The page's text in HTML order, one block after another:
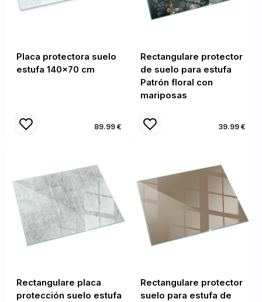
Placa protectora suelo
estufa 140x70 cm
89.99 €
Rectangulare protector
de suelo para estufa
Patrón floral con
mariposas
39.99 €
Rectangulare placa
protección suelo estufa
Rectangulare protector
suelo para estufa de